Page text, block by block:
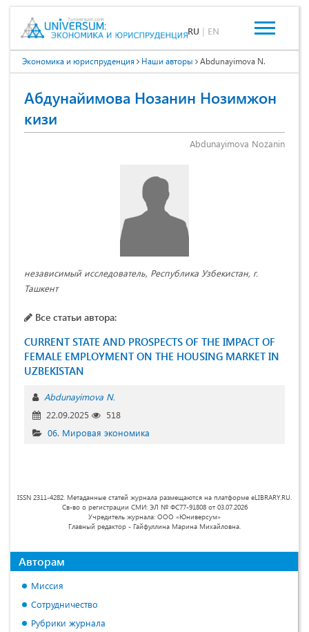
RU | EN
Экономика и юриспруденция Наши авторы Abdunayimova N.
Абдунайимова Нозанин Нозимжон
кизи
Abdunayimova Nozanin
независимый исследователь, Республика Узбекистан, г.
Ташкент
Все статьи автора:
CURRENT STATE AND PROSPECTS OF THE IMPACT OF
FEMALE EMPLOYMENT ON THE HOUSING MARKET IN
UZBEKISTAN
Abdunayimova N.
22.09.2025
518
06. Мировая экономика
ISSN 2311-4282. Метаданные статей журнала размещаются на платформе eLIBRARY.RU.
Св-во о регистрации СМИ: ЭЛ № ФС77-91808 от 03.07.2026
Учредитель журнала: ООО «Юниверсум»
Главный редактор - Гайфуллина Марина Михайловна.
Авторам
Миссия
Сотрудничество
Рубрики журнала